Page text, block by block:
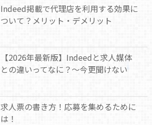
Indeed掲載で代理店を利用する効果に
ついて？メリット・デメリット
【2026年最新版】Indeedと求人媒体
との違いってなに？～今更聞けない
求人票の書き方！応募を集めるために
は！